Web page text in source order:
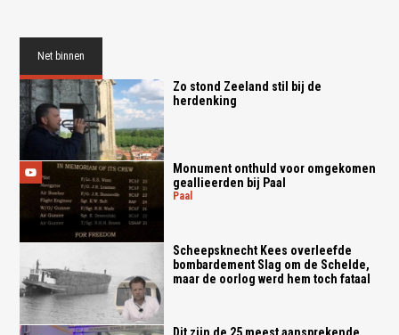
Net binnen
Zo stond Zeeland stil bij de
herdenking
Monument onthuld voor omgekomen
geallieerden bij Paal
paal
Scheepsknecht Kees overleefde
bombardement Slag om de Schelde,
maar de oorlog werd hem toch fataal
Dit zijn de 25 meest aansprekende